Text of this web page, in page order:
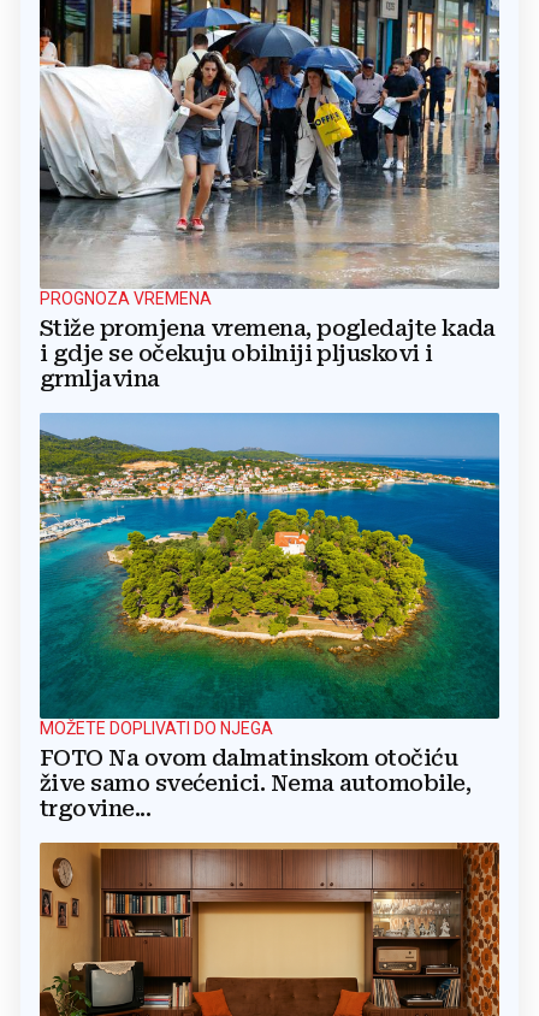
PROGNOZA VREMENA
Stiže promjena vremena, pogledajte kada
i gdje se očekuju obilniji pljuskovi i
grmljavina
MOŽETE DOPLIVATI DO NJEGA
FOTO Na ovom dalmatinskom otočiću
žive samo svećenici. Nema automobile,
trgovine...